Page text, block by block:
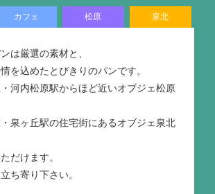
カフェ 松原 泉北
は厳選の素材と、
を込めたとびきりのパンです。
河内松原駅からほど近いオブジェ松原
泉ヶ丘駅の住宅街にあるオブジェ泉北
だけます。
ち寄り下さい。